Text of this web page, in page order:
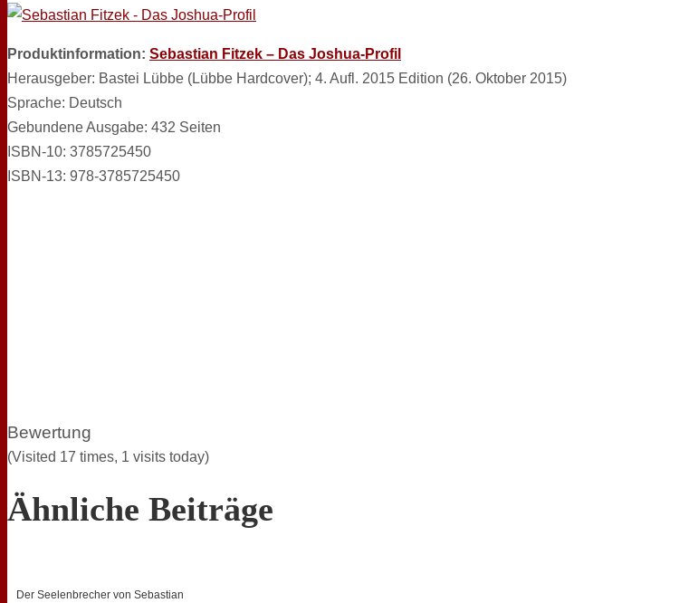
Produktinformation: Sebastian Fitzek – Das Joshua-Profil
Herausgeber: Bastei Lübbe (Lübbe Hardcover); 4. Aufl. 2015 Edition (26. Oktober 2015)
Sprache: Deutsch
Gebundene Ausgabe: 432 Seiten
ISBN-10: 3785725450
ISBN-13: 978-3785725450
Bewertung
(Visited 17 times, 1 visits today)
Ähnliche Beiträge
Der Seelenbrecher von Sebastian